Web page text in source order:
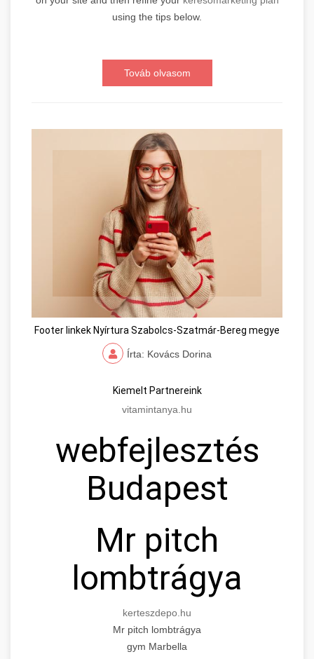
using the tips below.
Továb olvasom
Footer linkek Nyírtura Szabolcs-Szatmár-Bereg megye
Írta: Kovács Dorina
Kiemelt Partnereink
vitamintanya.hu
webfejlesztés
Budapest
Mr pitch
lombtrágya
kerteszdepo.hu
Mr pitch lombtrágya
gym Marbella